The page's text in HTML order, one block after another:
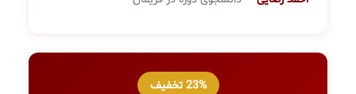
23% تخفیف